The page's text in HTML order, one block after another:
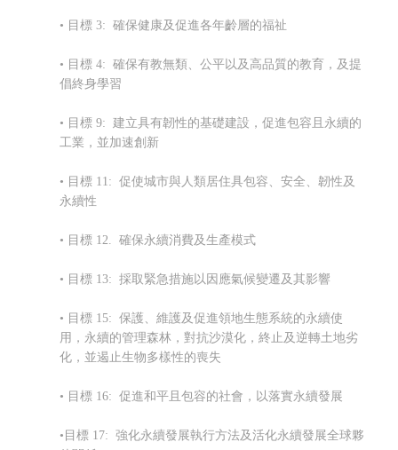
• 目標 3: 確保健康及促進各年齡層的福祉
• 目標 4: 確保有教無類、公平以及高品質的教育，及提
倡終身學習
• 目標 9: 建立具有韌性的基礎建設，促進包容且永續的
工業，並加速創新
• 目標 11: 促使城市與人類居住具包容、安全、韌性及
永續性
• 目標 12. 確保永續消費及生產模式
• 目標 13: 採取緊急措施以因應氣候變遷及其影響
• 目標 15: 保護、維護及促進領地生態系統的永續使
用，永續的管理森林，對抗沙漠化，終止及逆轉土地劣
化，並遏止生物多樣性的喪失
• 目標 16: 促進和平且包容的社會，以落實永續發展
•目標 17: 強化永續發展執行方法及活化永續發展全球夥